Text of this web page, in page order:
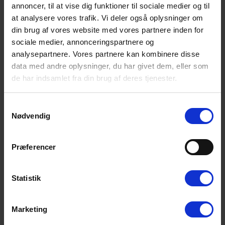
annoncer, til at vise dig funktioner til sociale medier og til
at analysere vores trafik. Vi deler også oplysninger om
din brug af vores website med vores partnere inden for
sociale medier, annonceringspartnere og
analysepartnere. Vores partnere kan kombinere disse
data med andre oplysninger, du har givet dem, eller som
de har indsamlet fra din brug af deres tjenester.
Nødvendig
Præferencer
Statistik
Marketing
huset, der indbyder til afslapning og hyggelige grillmiddage under
åben himmel. Rundt om huset løber en bred, flisebelagt sti, der
giver nem adgang til alle områder. Den brede opkørsel giver rig
mulighed for parkering af flere biler.
Dette kvalitetsferiehus er det ideelle valg for dig, der ønsker en
ferie med både wellness, stil og funktionalitet. Her kan du
kombinere afslapning i huset med skønne naturoplevelser og
nærhed til områdets mange aktiviteter.
Book din ferie nu, og glæd dig til en uforglemmelig oplevelse i
Sengestørrelse: 2 dobbeltsenge med 2 madrasser 90 x 200 cm + 1
Gæsterne siger
Hus